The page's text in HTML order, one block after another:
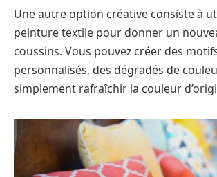
Une autre option créative consiste à
peinture textile pour donner un
coussins. Vous pouvez créer des
personnalisés, des dégradés de
simplement rafraîchir la couleur